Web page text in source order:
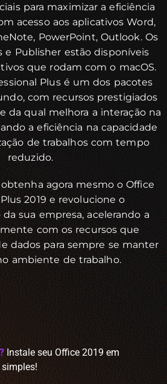
para maximizar a eficiência
acesso aos aplicativos Word,
PowerPoint, Outlook. Os
e Publisher estão disponíveis
que rodam com o macOS.
Plus é um dos pacotes
com recursos prestigiados
da qual melhora a interação na
a eficiência na capacidade
de trabalhos com tempo
reduzido.
agora mesmo o Office
2019 e revolucione o
sua empresa, acelerando a
com os recursos que
dados para sempre se manter
ambiente de trabalho.
Instale seu Office 2019 em